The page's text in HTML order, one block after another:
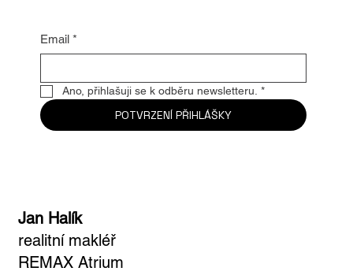
Email *
Ano, přihlašuji se k odběru newsletteru. *
POTVRZENÍ PŘIHLÁŠKY
Jan Halík
realitní makléř
REMAX Atrium